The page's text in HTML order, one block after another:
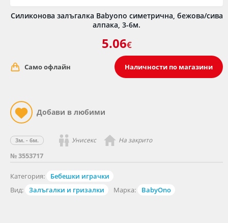
Силиконова залъгалка Babyono симетрична, бежова/сива
алпака, 3-6м.
№ 3553717
Категория:
Бебешки играчки
Вид:
Залъгалки и гризалки Марка: BabyOno
3м. - 6м. Унисекс На закрито
5.06€
Само офлайн Наличности по магазини